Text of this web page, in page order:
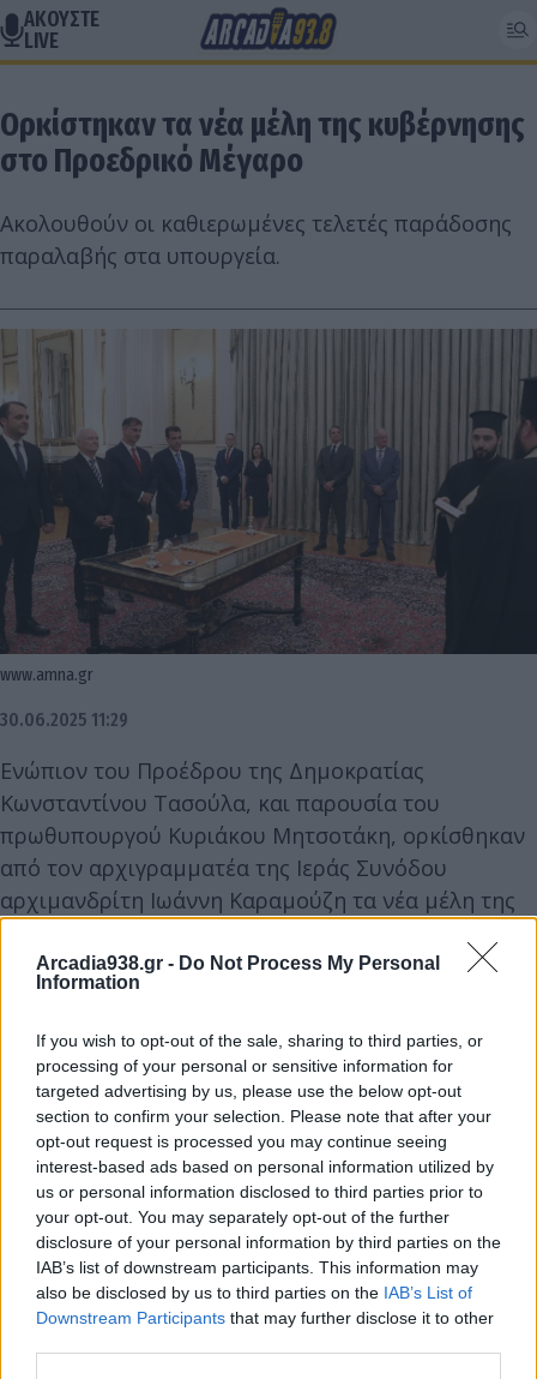
Arcadia938.gr - Do Not Process My Personal
Information
If you wish to opt-out of the sale, sharing to third parties, or
processing of your personal or sensitive information for
targeted advertising by us, please use the below opt-out
section to confirm your selection. Please note that after your
opt-out request is processed you may continue seeing
interest-based ads based on personal information utilized by
us or personal information disclosed to third parties prior to
your opt-out. You may separately opt-out of the further
disclosure of your personal information by third parties on the
IAB’s list of downstream participants. This information may
also be disclosed by us to third parties on the IAB’s List of
Downstream Participants that may further disclose it to other
ΑΚΟΥΣΤΕ
LIVE
Ορκίστηκαν τα νέα μέλη της κυβέρνησης
στο Προεδρικό Μέγαρο
Ακολουθούν οι καθιερωμένες τελετές παράδοσης
παραλαβής στα υπουργεία.
www.amna.gr
30.06.2025 11:29
Ενώπιον του Προέδρου της Δημοκρατίας
Κωνσταντίνου Τασούλα, και παρουσία του
πρωθυπουργού Κυριάκου Μητσοτάκη, ορκίσθηκαν
από τον αρχιγραμματέα της Ιεράς Συνόδου
αρχιμανδρίτη Ιωάννη Καραμούζη τα νέα μέλη της
Μετανάστευσης και Ασύλου, ο Θεοχάρης
Θεοχάρης, ως υφυπουργός Εξωτερικών, ο Ιωάννης
Ανδριανός, ως υφυπουργός Αγροτικής Ανάπτυξης
και Τροφίμων και ο Χρήστος Δερμεντζόπουλος, ως
υφυπουργός Ψηφιακής Διακυβέρνησης.
Διάβασε σχετικά
Συνεχίζεται ο "χορός" παραιτήσεων στελεχών